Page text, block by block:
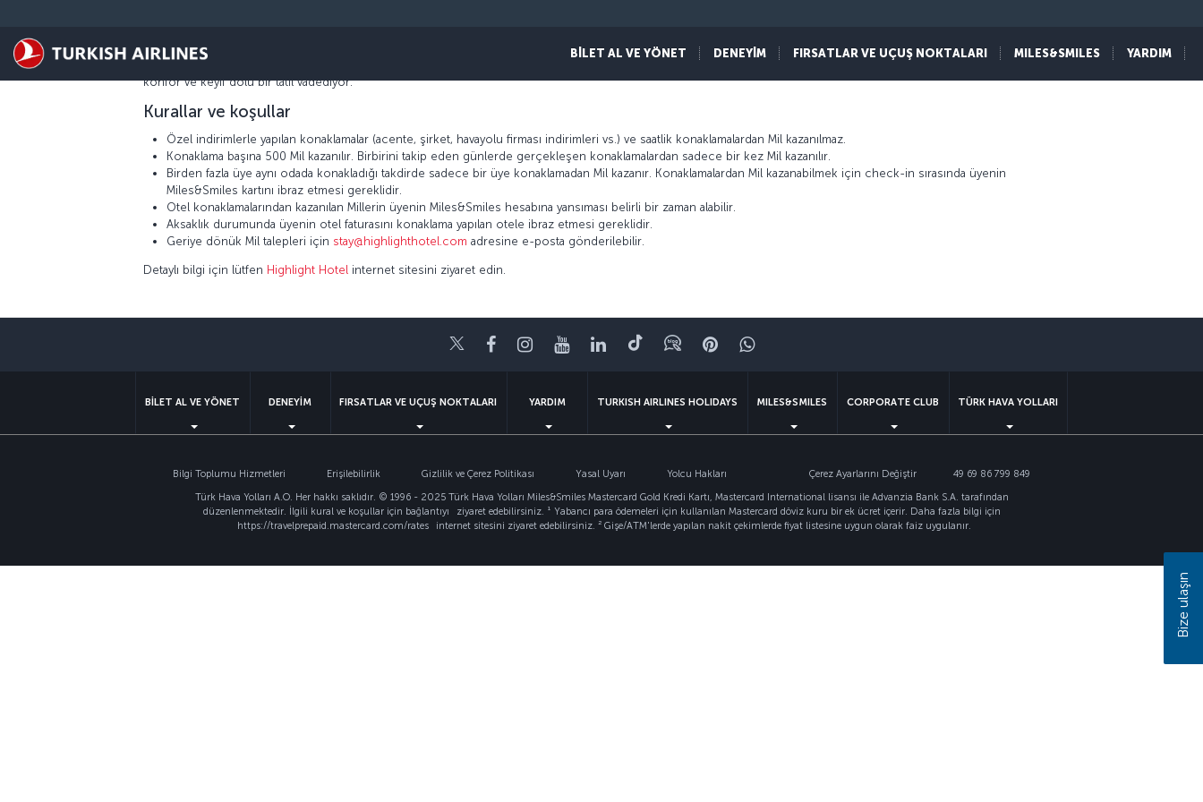
BİLET AL VE YÖNET DENEYİM FIRSATLAR VE UÇUŞ NOKTALARI MILES&SMILES YARDIM
konfor ve keyif dolu bir tatil vadediyor.
Kurallar ve koşullar
Özel indirimlerle yapılan konaklamalar (acente, şirket, havayolu firması indirimleri vs.) ve saatlik konaklamalardan Mil kazanılmaz.
Konaklama başına 500 Mil kazanılır. Birbirini takip eden günlerde gerçekleşen konaklamalardan sadece bir kez Mil kazanılır.
Birden fazla üye aynı odada konakladığı takdirde sadece bir üye konaklamadan Mil kazanır. Konaklamalardan Mil kazanabilmek için check-in sırasında üyenin
Miles&Smiles kartını ibraz etmesi gereklidir.
Otel konaklamalarından kazanılan Millerin üyenin Miles&Smiles hesabına yansıması belirli bir zaman alabilir.
Aksaklık durumunda üyenin otel faturasını konaklama yapılan otele ibraz etmesi gereklidir.
Geriye dönük Mil talepleri için stay@highlighthotel.com adresine e-posta gönderilebilir.
Detaylı bilgi için lütfen Highlight Hotel internet sitesini ziyaret edin.
TwitterFacebookInstagram
YoutubeLinkedIn
TiktokBlogPinterestWhatsapp
BİLET AL VE YÖNET DENEYİM FIRSATLAR VE UÇUŞ NOKTALARI YARDIM TURKISH AIRLINES HOLIDAYS MILES&SMILES CORPORATE CLUB TÜRK HAVA YOLLARI
Bilgi Toplumu Hizmetleri Erişilebilirlik Gizlilik ve Çerez Politikası Yasal Uyarı Yolcu Hakları Çerez Ayarlarını Değiştir
49 69 86 799 849
Türk Hava Yolları A.O. Her hakkı saklıdır. © 1996 - 2025 Türk Hava Yolları Miles&Smiles Mastercard Gold Kredi Kartı, Mastercard International lisansı ile Advanzia Bank S.A. tarafından
düzenlenmektedir. İlgili kural ve koşullar için bağlantıyı
ziyaret edebilirsiniz. ¹ Yabancı para ödemeleri için kullanılan Mastercard döviz kuru bir ek ücret içerir. Daha fazla bilgi için
https://travelprepaid.mastercard.com/rates
internet sitesini ziyaret edebilirsiniz. ² Gişe/ATM'lerde yapılan nakit çekimlerde fiyat listesine uygun olarak faiz uygulanır.
Bize ulaşın